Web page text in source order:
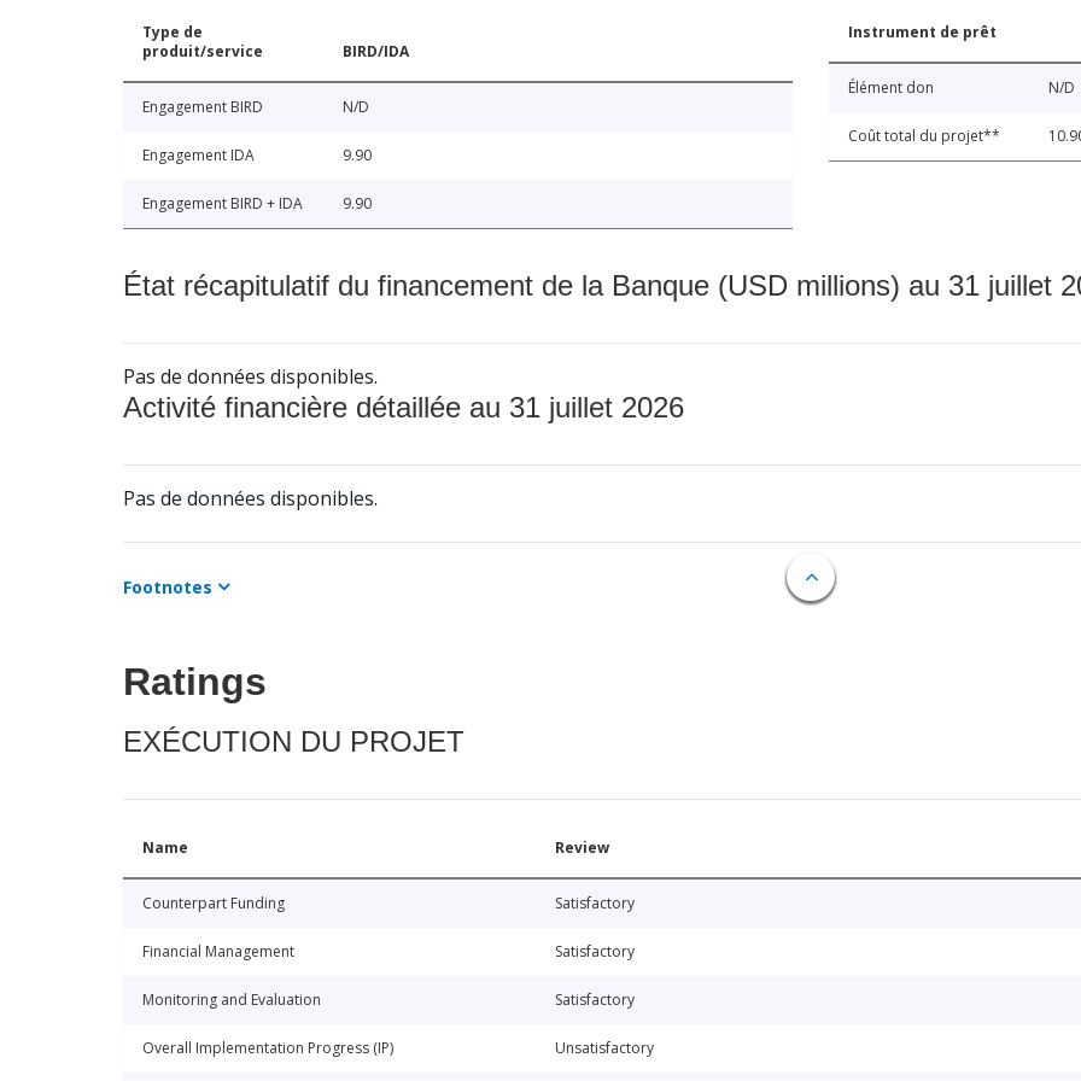
Type de
produit/service
BIRD/IDA
Engagement BIRD N/D
Engagement IDA 9.90
Engagement BIRD + IDA 9.90
Instrument de prêt
Élément don N/D
Coût total du projet**
État récapitulatif du financement de la Banque (USD millions) au 31 juillet
Pas de données disponibles.
Activité financière détaillée au 31 juillet 2026
Pas de données disponibles.
Footnotes
Ratings
EXÉCUTION DU PROJET
Name Review
Counterpart Funding Satisfactory
Financial Management Satisfactory
Monitoring and Evaluation Satisfactory
Overall Implementation Progress (IP) Unsatisfactory